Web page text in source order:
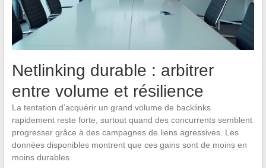
Netlinking durable : arbitrer
entre volume et résilience
La tentation d’acquérir un grand volume de backlinks
rapidement reste forte, surtout quand des concurrents semblent
progresser grâce à des campagnes de liens agressives. Les
données disponibles montrent que ces gains sont de moins en
moins durables.